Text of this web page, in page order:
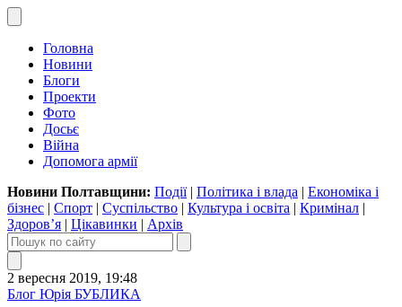
Головна
Новини
Блоги
Проекти
Фото
Досьє
Війна
Допомога армії
Новини Полтавщини: Події| Політика і влада | Економіка і
бізнес | Спорт | Суспільство | Культура і освіта | Кримінал |
Здоров’я | Цікавинки | Архів
2 вересня 2019, 19:48
Блог Юрія БУБЛИКА